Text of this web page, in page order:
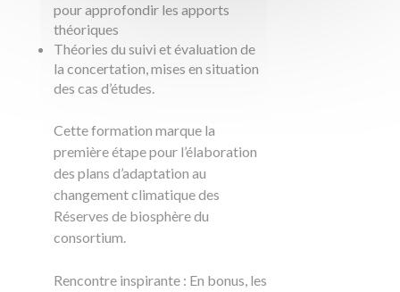
pour approfondir les apports
théoriques
Théories du suivi et évaluation de
la concertation, mises en situation
des cas d’études.
Cette formation marque la
première étape pour l’élaboration
des plans d’adaptation au
changement climatique des
Réserves de biosphère du
consortium.
Rencontre inspirante : En bonus, les